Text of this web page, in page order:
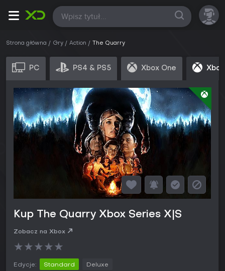
Wszystkie
Strona główna Gry Action The Quarry
PC PS4 & PS5 Xbox One
Kup The Quarry Xbox Series X|S
Zobacz na Xbox
★★★★★
Edycje: Standard Deluxe